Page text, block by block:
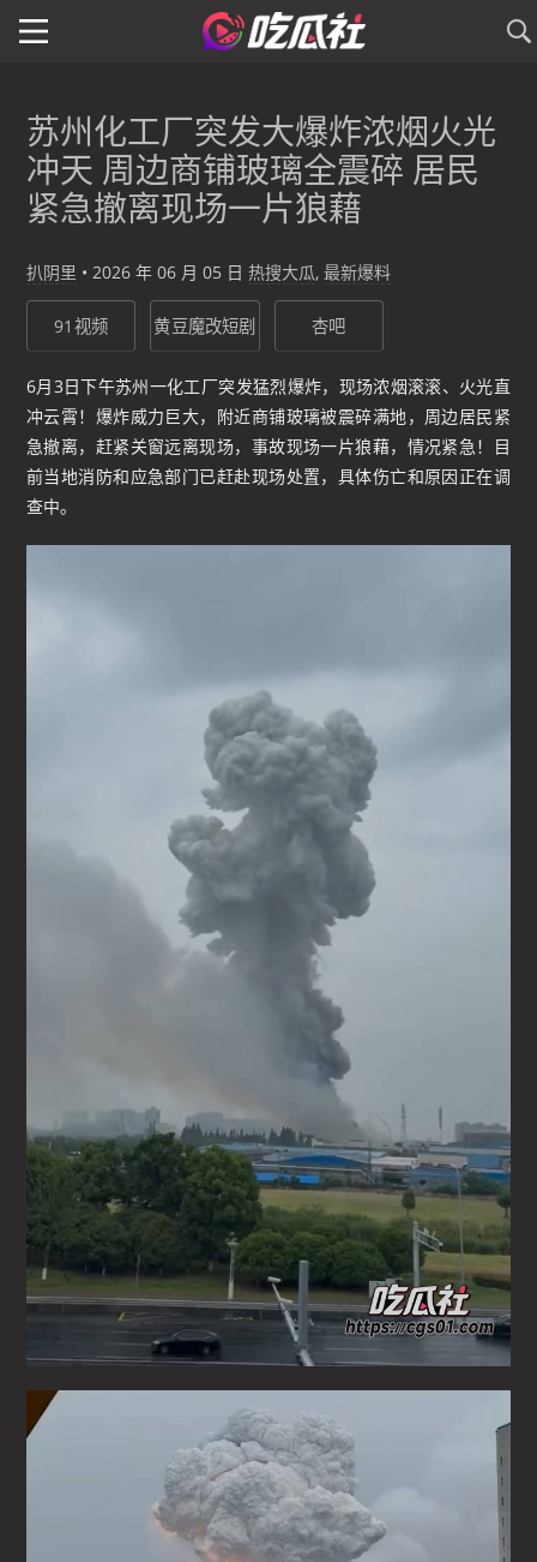
苏州化工厂突发大爆炸浓烟火光
冲天 周边商铺玻璃全震碎 居民
紧急撤离现场一片狼藉
扒阴里 • 2026 年 06 月 05 日 热搜大瓜, 最新爆料
91视频 黄豆魔改短剧 杏吧
6月3日下午苏州一化工厂突发猛烈爆炸，现场浓烟滚滚、火光直
冲云霄！爆炸威力巨大，附近商铺玻璃被震碎满地，周边居民紧
急撤离，赶紧关窗远离现场，事故现场一片狼藉，情况紧急！目
前当地消防和应急部门已赶赴现场处置，具体伤亡和原因正在调
查中。